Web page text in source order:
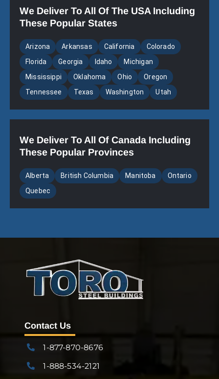
We Deliver To All Of The USA Including
These Popular States
Arizona Arkansas California
Colorado
Florida
Georgia Idaho
Michigan
Mississippi
Oklahoma Ohio
Oregon
Tennessee
Texas Washington Utah
We Deliver To All Of Canada Including
These Popular Provinces
Alberta British Columbia Manitoba
Ontario
Quebec
Contact Us
1-877-870-8676
1-888-534-2121